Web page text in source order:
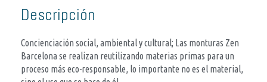
Descripción
Concienciación social, ambiental y cultural; Las monturas Zen
Barcelona se realizan reutilizando materias primas para un
proceso más eco-responsable, lo importante no es el material,